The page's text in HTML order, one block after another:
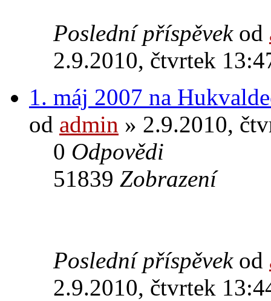
Poslední příspěvek od
2.9.2010, čtvrtek
1. máj 2007 na
od admin » 2.9.2010,
0 Odpovědi
51839 Zobrazení
Poslední příspěvek od
2.9.2010, čtvrtek